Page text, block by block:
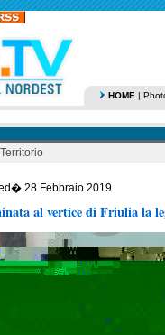
HOME |
28 Febbraio 2019
al vertice di Friulia la